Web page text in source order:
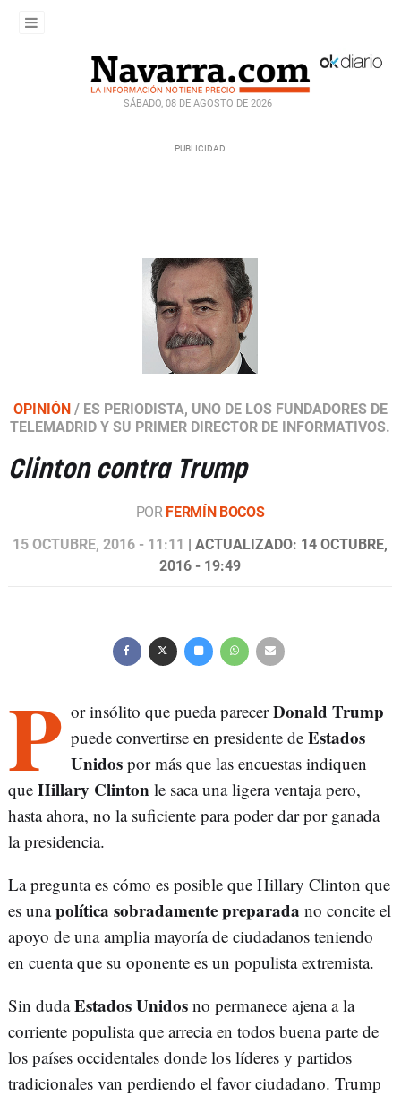
SÁBADO, 08 DE AGOSTO DE 2026
OPINIÓN / ES PERIODISTA, UNO DE LOS FUNDADORES DE
TELEMADRID Y SU PRIMER DIRECTOR DE INFORMATIVOS.
Clinton contra Trump
POR FERMÍN BOCOS
15 OCTUBRE, 2016 - 11:11 | ACTUALIZADO: 14 OCTUBRE,
2016 - 19:49
P or insólito que pueda parecerDonald Trump
puede convertirse en presidente de Estados
Unidos por más que las encuestas indiquen
que Hillary Clinton le saca una ligera ventaja pero,
hasta ahora, no la suficiente para poder dar por ganada
la presidencia.
La pregunta es cómo es posible que Hillary Clinton que
es unapolítica sobradamente preparada no concite el
apoyo de una amplia mayoría de ciudadanos teniendo
en cuenta que su oponente es un populista extremista.
Sin dudaEstados Unidos no permanece ajena a la
corriente populista que arrecia en todos buena parte de
los países occidentales donde los líderes y partidos
tradicionales van perdiendo el favor ciudadano. Trump